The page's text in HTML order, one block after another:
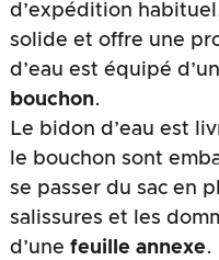
d’expédition
solide et offre une
d’eau est équipé d’un
bouchon.
Le bidon d’eau est
le bouchon sont
se passer du sac en
salissures et les
d’unefeuille annexe.